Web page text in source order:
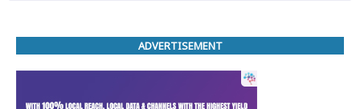
ADVERTISEMENT